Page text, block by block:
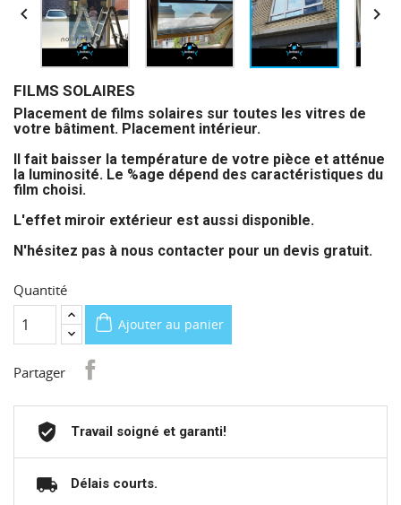
 
FILMS SOLAIRES
Placement de films solaires sur toutes les vitres de
votre bâtiment. Placement intérieur.
Il fait baisser la température de votre pièce et atténue
la luminosité. Le %age dépend des caractéristiques du
film choisi.
L'effet miroir extérieur est aussi disponible.
N'hésitez pas à nous contacter pour un devis gratuit.
Quantité
Ajouter au panier
Partager
Travail soigné et garanti!
Délais courts.